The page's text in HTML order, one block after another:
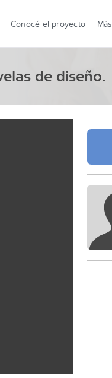
Conocé el proyecto Más
de diseño.